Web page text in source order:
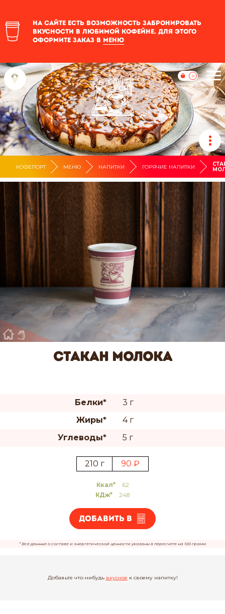
На сайте есть возможность забронировать
вкусности в любимой кофейне. Для этого
оформите заказ в меню
0
КОФЕПОРТ МЕНЮ НАПИТКИ ГОРЯЧИЕ НАПИТКИ
Стакан молока
Белки*
3 г
Жиры*
4 г
Углеводы*
5 г
210 г 90 ₽
Ккал*
62
КДж*
248
Добавить в
* Все данные о составе и энергетической ценности указаны в пересчете на 100 грамм
Добавьте что-нибудь вкусное к своему напитку!